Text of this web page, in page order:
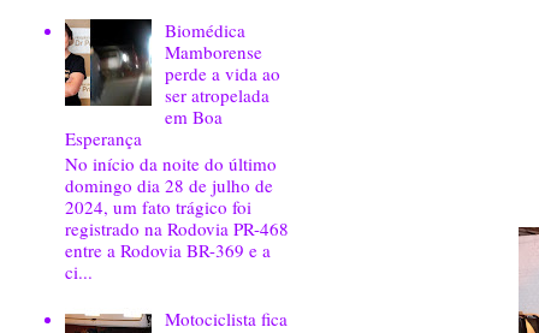
Biomédica
Mamborense
perde a vida ao
ser atropelada
em Boa
Esperança
No início da noite do último
domingo dia 28 de julho de
2024, um fato trágico foi
registrado na Rodovia PR-468
entre a Rodovia BR-369 e a
ci...
Motociclista fica